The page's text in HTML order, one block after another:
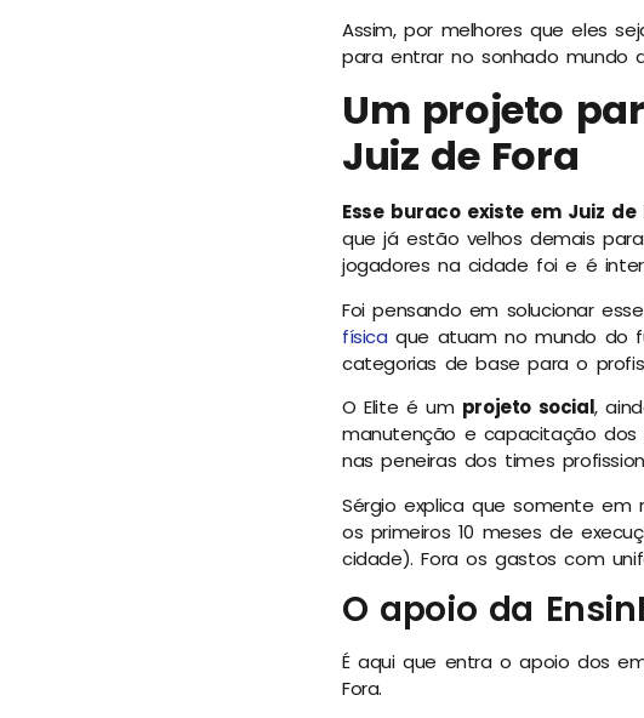
Assim, por melhores que eles
para entrar no sonhado mundo
Um projeto
Juiz de Fora
Esse buraco existe em Juiz de
que já estão velhos demais
jogadores na cidade foi e é
Foi pensando em solucionar
física que atuam no mundo do
categorias de base para o
O Elite é um projeto social,
manutenção e capacitação
nas peneiras dos times
Sérgio explica que somente em
os primeiros 10 meses de
cidade). Fora os gastos com
O apoio da
É aqui que entra o apoio dos
Fora.